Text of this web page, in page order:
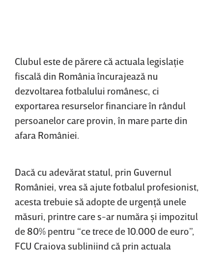
Clubul este de părere că actuala legislaţie
fiscală din România încurajează nu
dezvoltarea fotbalului românesc, ci
exportarea resurselor financiare în rândul
persoanelor care provin, în mare parte din
afara României.
Dacă cu adevărat statul, prin Guvernul
României, vrea să ajute fotbalul profesionist,
acesta trebuie să adopte de urgenţă unele
măsuri, printre care s-ar număra şi impozitul
de 80% pentru “ce trece de 10.000 de euro”,
FCU Craiova subliniind că prin actuala